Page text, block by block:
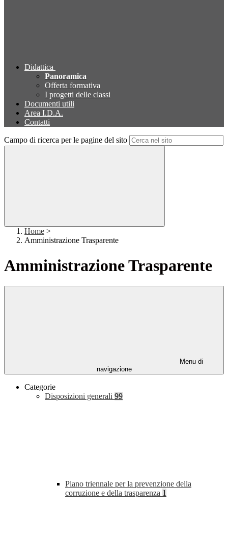
Didattica
Panoramica
Offerta formativa
I progetti delle classi
Documenti utili
Area I.D.A.
Contatti
Campo di ricerca per le pagine del sito
Home >
Amministrazione Trasparente
Amministrazione Trasparente
Menu di
navigazione
Categorie
Disposizioni generali 99
Piano triennale per la prevenzione della
corruzione e della trasparenza 1